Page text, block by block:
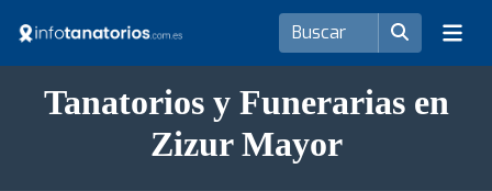
Tanatorios y Funerarias en
Zizur Mayor